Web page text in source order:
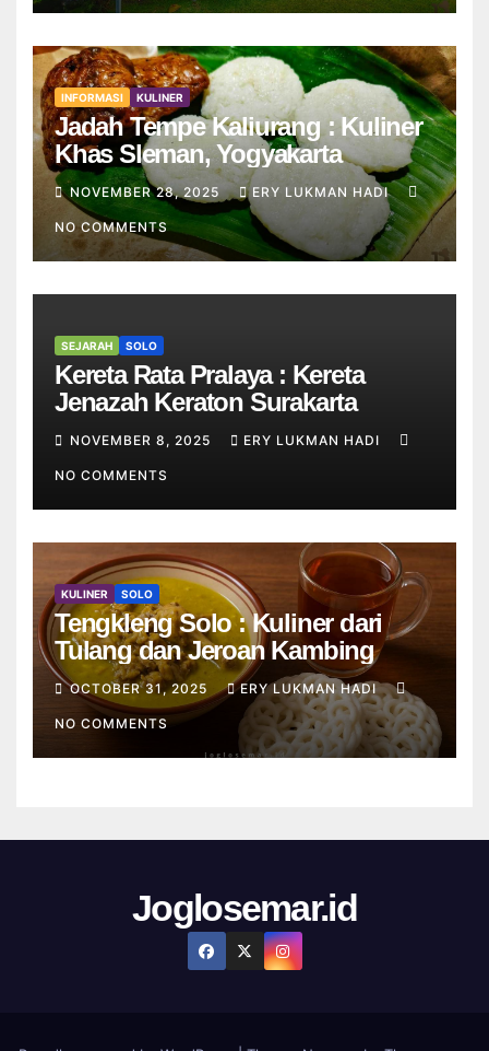
INFORMASI KULINER
Jadah Tempe Kaliurang : Kuliner
Khas Sleman, Yogyakarta
NOVEMBER 28, 2025 ERY LUKMAN HADI
NO COMMENTS
SEJARAH SOLO
Kereta Rata Pralaya : Kereta
Jenazah Keraton Surakarta
NOVEMBER 8, 2025 ERY LUKMAN HADI
NO COMMENTS
KULINER SOLO
Tengkleng Solo : Kuliner dari
Tulang dan Jeroan Kambing
OCTOBER 31, 2025 ERY LUKMAN HADI
NO COMMENTS
Joglosemar.id